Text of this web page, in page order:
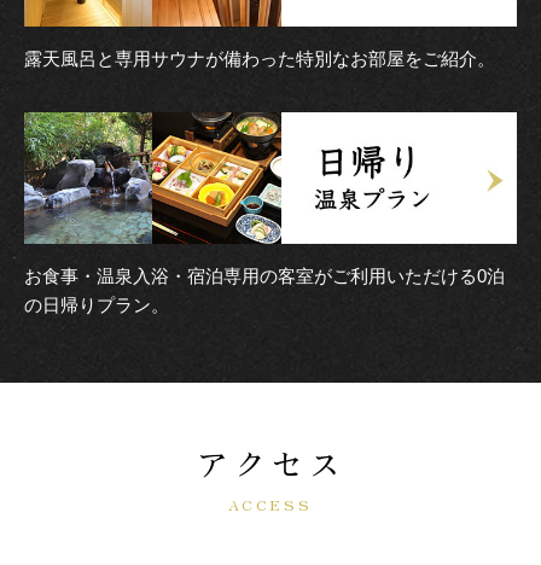
露天風呂と専用サウナが備わった特別なお部屋をご紹介。
お食事・温泉入浴・宿泊専用の客室がご利用いただける0泊
の日帰りプラン。
アクセス
ACCESS